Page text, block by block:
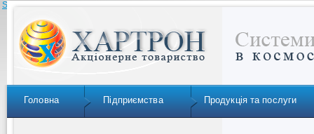
Skip to navigation
Головна Підприємства Продукція та послуги